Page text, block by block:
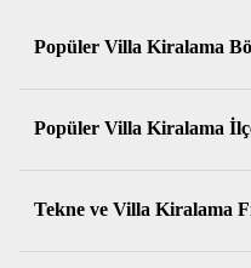
Popüler Villa Kiralama
Antalya Kiralık Villa
Muğla Kiralık Villa
Aydın Kiralık Villa
İzmir Kiralık Villa
Balıkesir Kiralık Villa
Popüler Villa Kiralama
Kemer Kiralık Villa
Serik Kiralık Villa
Konyaaltı Kiralık Villa
Tekne ve Villa Kiralama
Muhafazakar Kiralık Villalar